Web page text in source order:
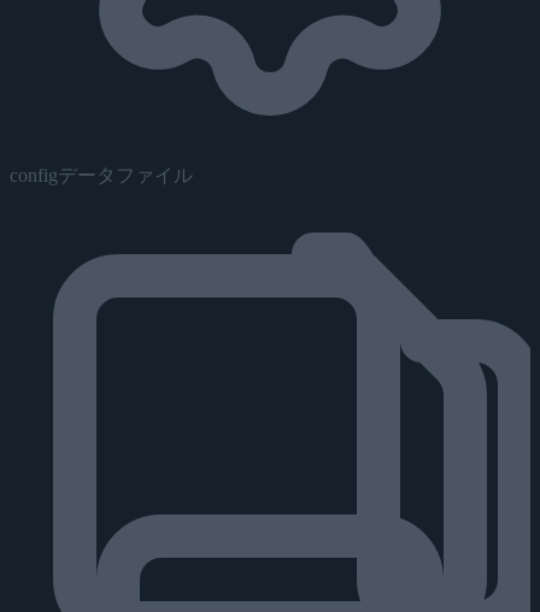
configデータファイル